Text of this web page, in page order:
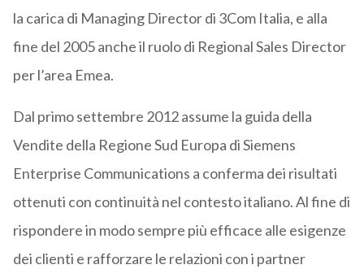
la carica di Managing Director di 3Com Italia, e alla
fine del 2005 anche il ruolo di Regional Sales Director
per l’area Emea.
Dal primo settembre 2012 assume la guida della
Vendite della Regione Sud Europa di Siemens
Enterprise Communications a conferma dei risultati
ottenuti con continuità nel contesto italiano. Al fine di
rispondere in modo sempre più efficace alle esigenze
dei clienti e rafforzare le relazioni con i partner